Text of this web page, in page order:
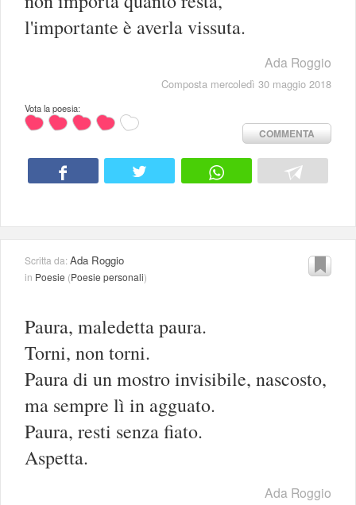
l'importante è averla vissuta.
Ada Roggio
Composta mercoledì 30 maggio 2018
Vota la poesia:
COMMENTA
Scritta da:Ada Roggio
in Poesie (Poesie personali)
Paura, maledetta paura.
Torni, non torni.
Paura di un mostro invisibile, nascosto,
ma sempre lì in agguato.
Paura, resti senza fiato.
Aspetta.
Ada Roggio